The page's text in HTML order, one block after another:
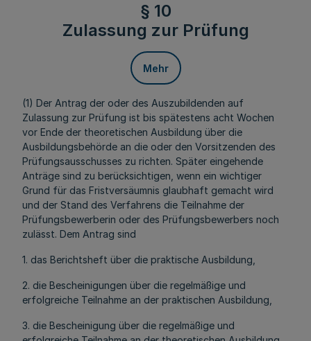
§ 10
Zulassung zur Prüfung
Mehr
(1) Der Antrag der oder des Auszubildenden auf
Zulassung zur Prüfung ist bis spätestens acht Wochen
vor Ende der theoretischen Ausbildung über die
Ausbildungsbehörde an die oder den Vorsitzenden des
Prüfungsausschusses zu richten. Später eingehende
Anträge sind zu berücksichtigen, wenn ein wichtiger
Grund für das Fristversäumnis glaubhaft gemacht wird
und der Stand des Verfahrens die Teilnahme der
Prüfungsbewerberin oder des Prüfungsbewerbers noch
zulässt. Dem Antrag sind
1. das Berichtsheft über die praktische Ausbildung,
2. die Bescheinigungen über die regelmäßige und
erfolgreiche Teilnahme an der praktischen Ausbildung,
3. die Bescheinigung über die regelmäßige und